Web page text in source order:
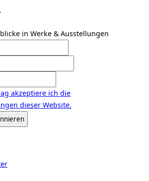
in Werke & Ausstellungen
akzeptiere ich die
dieser Website.